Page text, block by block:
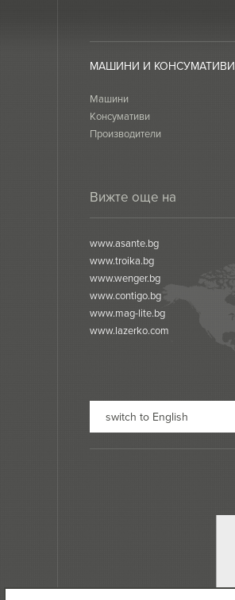
МАШИНИ И КОНСУМАТИВИ
Машини
Консумативи
Производители
Вижте още на
www.asante.bg
www.troika.bg
www.wenger.bg
www.contigo.bg
www.mag-lite.bg
www.lazerko.com
switch to English